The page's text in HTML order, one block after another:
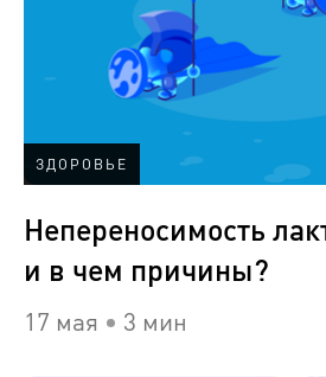
ЗДОРОВЬЕ
Непереносимость
и в чем причины?
17 мая 3 мин